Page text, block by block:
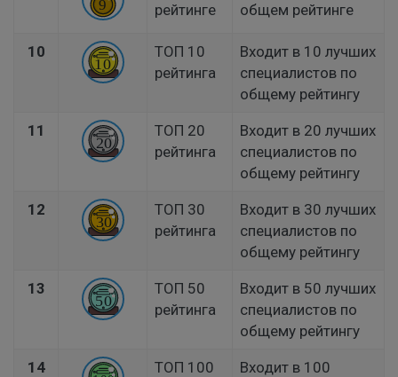
рейтинге
общем рейтинге
10
ТОП 10
рейтинга
Входит в 10 лучших
специалистов по
общему рейтингу
11
ТОП 20
рейтинга
Входит в 20 лучших
специалистов по
общему рейтингу
12
ТОП 30
рейтинга
Входит в 30 лучших
специалистов по
общему рейтингу
13
ТОП 50
рейтинга
Входит в 50 лучших
специалистов по
общему рейтингу
14
ТОП 100
Входит в 100